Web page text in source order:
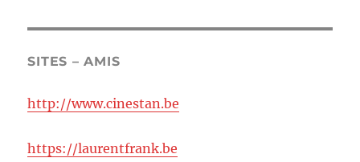
SITES – AMIS
http://www.cinestan.be
https://laurentfrank.be